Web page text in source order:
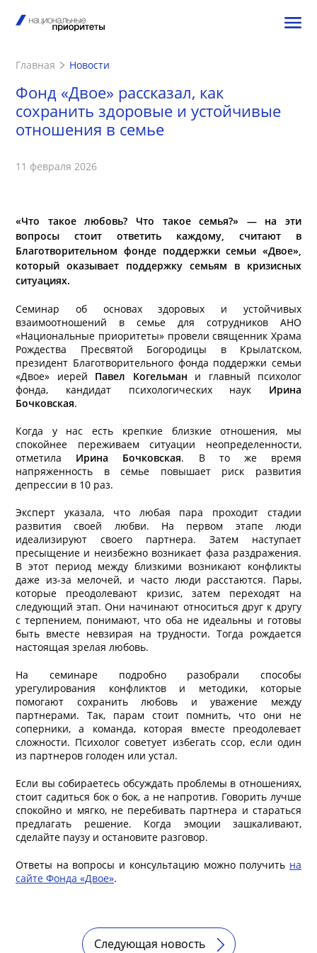
Главная Новости
Фонд «Двое» рассказал, как
сохранить здоровые и устойчивые
отношения в семье
11 февраля 2026
«Что такое любовь? Что такое семья?» — на эти
вопросы стоит ответить каждому, считают в
Благотворительном фонде поддержки семьи «Двое»,
который оказывает поддержку семьям в кризисных
ситуациях.
Семинар об основах здоровых и устойчивых
взаимоотношений в семье для сотрудников АНО
«Национальные приоритеты» провели священник Храма
Рождества Пресвятой Богородицы в Крылатском,
президент Благотворительного фонда поддержки семьи
«Двое» иерей Павел Когельман и главный психолог
фонда, кандидат психологических наук Ирина
Бочковская.
Когда у нас есть крепкие близкие отношения, мы
спокойнее переживаем ситуации неопределенности,
отметила Ирина Бочковская. В то же время
напряженность в семье повышает риск развития
депрессии в 10 раз.
Эксперт указала, что любая пара проходит стадии
развития своей любви. На первом этапе люди
идеализируют своего партнера. Затем наступает
пресыщение и неизбежно возникает фаза раздражения.
В этот период между близкими возникают конфликты
даже из-за мелочей, и часто люди расстаются. Пары,
которые преодолевают кризис, затем переходят на
следующий этап. Они начинают относиться друг к другу
с терпением, понимают, что оба не идеальны и готовы
быть вместе невзирая на трудности. Тогда рождается
настоящая зрелая любовь.
На семинаре подробно разобрали способы
урегулирования конфликтов и методики, которые
помогают сохранить любовь и уважение между
партнерами. Так, парам стоит помнить, что они не
соперники, а команда, которая вместе преодолевает
сложности. Психолог советует избегать ссор, если один
из партнеров голоден или устал.
Если вы собираетесь обсуждать проблемы в отношениях,
стоит садиться бок о бок, а не напротив. Говорить лучше
спокойно и мягко, не перебивать партнера и стараться
предлагать решение. Когда эмоции зашкаливают,
сделайте паузу и остановите разговор.
Ответы на вопросы и консультацию можно получить на
сайте Фонда «Двое».
Следующая новость